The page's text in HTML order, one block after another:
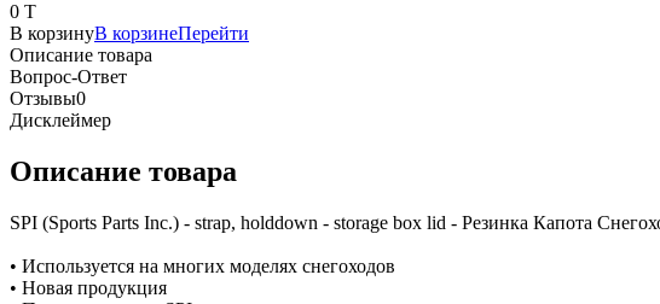
0 T
В корзинуВ корзинеПерейти
Описание товара
Вопрос-Ответ
Отзывы0
Дисклеймер
Описание товара
SPI (Sports Parts Inc.) - strap, holddown - storage box lid - Резинка Капота
• Используется на многих моделях снегоходов
• Новая продукция